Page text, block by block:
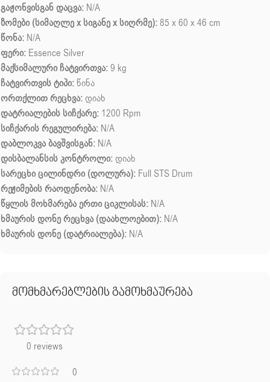
გაჟონვისგან დაცვა: N/A
ზომები (სიმაღლე x სიგანე x სიღრმე):85 x 60 x 46 cm
წონა: N/A
ფერი: Essence Silver
მაქსიმალური ჩატვირთვა:9 kg
ჩატვირთვის ტიპი: წინა
ორთქლით რეცხვა: დიახ
დატრიალების სიჩქარე: 1200 Rpm
სიჩქარის რეგულირება: N/A
დაბლოკვა ბავშვისგან: N/A
დისბალანსის კონტროლი: დიახ
სარეცხი ცილინდრი (დოლურა): Full STS Drum
რეჟიმების რაოდენობა: N/A
წყლის მოხმარება ერთი ციკლისას: N/A
ხმაურის დონე რეცხვა (დაახლოებით): N/A
ხმაურის დონე (დატრიალება): N/A
მომხმარებლების გამოხმაურება
0 reviews
0